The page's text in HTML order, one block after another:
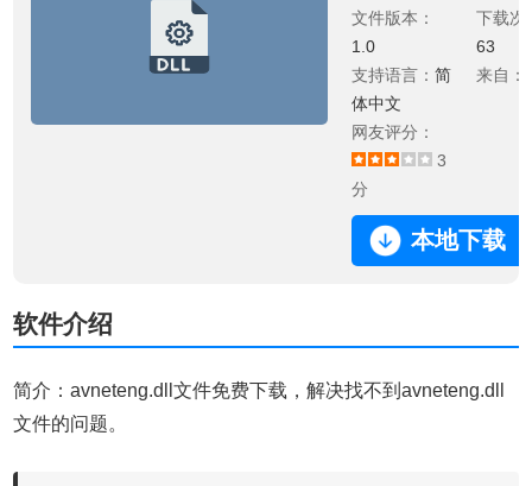
文件版本：
1.0
支持语言：简
体中文
网友评分：
3
分
下载次
63
来自：
本地下载
软件介绍
简介：avneteng.dll文件免费下载，解决找不到avneteng.dll
文件的问题。